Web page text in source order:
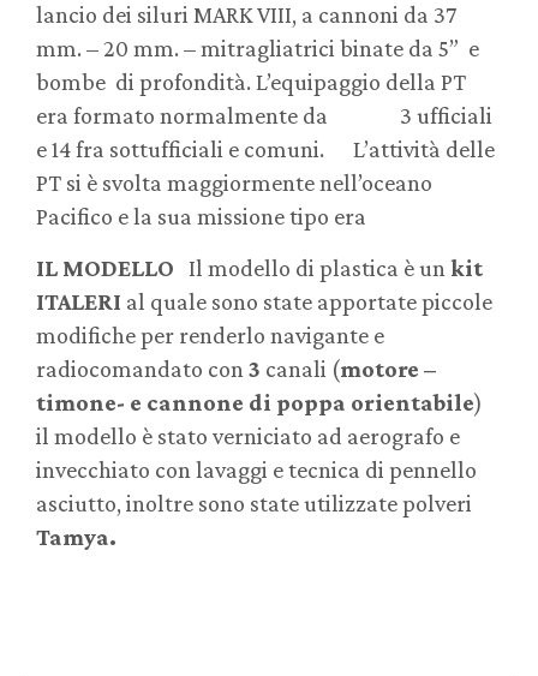
lancio dei siluri MARK VIII, a cannoni da 37
mm. – 20 mm. – mitragliatrici binate da 5” e
bombe di profondità. L’equipaggio della PT
era formato normalmente da 3 ufficiali
e 14 fra sottufficiali e comuni. L’attività delle
PT si è svolta maggiormente nell’oceano
Pacifico e la sua missione tipo era
IL MODELLO Il modello di plastica è un kit
ITALERI al quale sono state apportate piccole
modifiche per renderlo navigante e
radiocomandato con 3 canali (motore –
timone- e cannone di poppa orientabile)
il modello è stato verniciato ad aerografo e
invecchiato con lavaggi e tecnica di pennello
asciutto, inoltre sono state utilizzate polveri
Tamya.